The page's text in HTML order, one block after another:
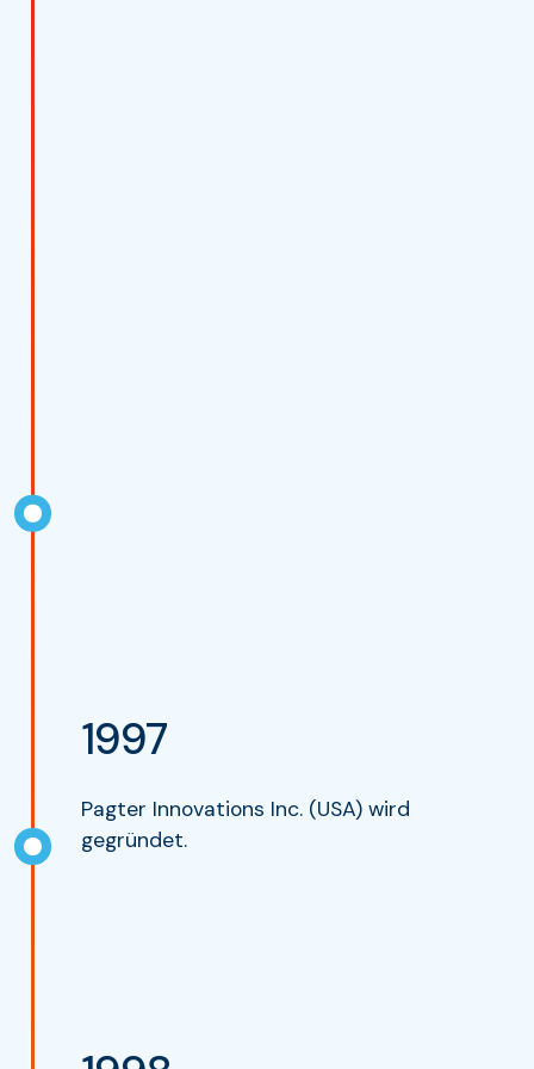
1997
Pagter Innovations Inc. (USA) wird
gegründet.